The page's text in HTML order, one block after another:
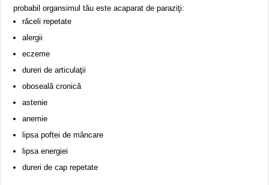
probabil organsimul tău este acaparat de paraziţi:
răceli repetate
alergii
eczeme
dureri de articulaţii
oboseală cronică
astenie
anemie
lipsa poftei de mâncare
lipsa energiei
dureri de cap repetate